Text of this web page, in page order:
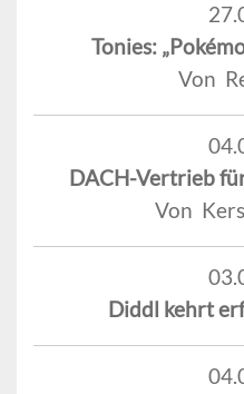
Tonies:
Von
DACH-Vertrieb
Von
Diddl kehrt